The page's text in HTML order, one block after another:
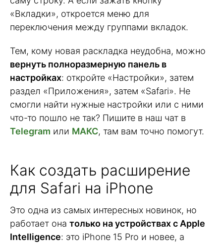
«Вкладки», откроется меню для
переключения между группами вкладок.
Тем, кому новая раскладка неудобна, можно
вернуть полноразмерную панель в
настройках: откройте «Настройки», затем
раздел «Приложения», затем «Safari». Не
смогли найти нужные настройки или с ними
что-то пошло не так? Пишите в наш чат в
Telegram или МАКС, там вам точно помогут.
Как создать расширение
для Safari на iPhone
Это одна из самых интересных новинок, но
работает она только на устройствах с Apple
Intelligence: это iPhone 15 Pro и новее, а